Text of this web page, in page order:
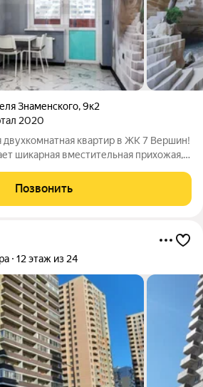
Знаменского,9к2
2020
двухкомнатная квартир в ЖК 7 Вершин!
шикарная вместительная прихожая,
усмотрению, в квартире две
Позвонить
12 этаж из 24